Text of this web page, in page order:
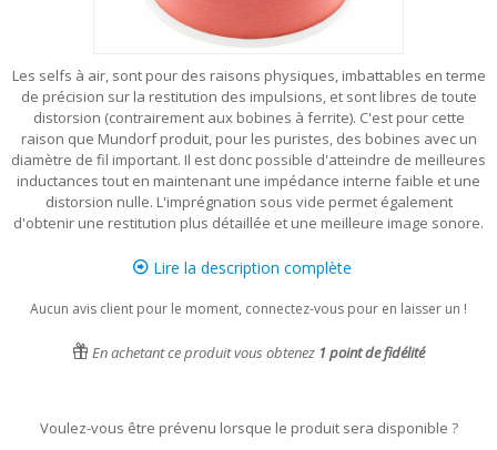
Les selfs à air, sont pour des raisons physiques, imbattables en terme
de précision sur la restitution des impulsions, et sont libres de toute
distorsion (contrairement aux bobines à ferrite). C'est pour cette
raison que Mundorf produit, pour les puristes, des bobines avec un
diamètre de fil important. Il est donc possible d'atteindre de meilleures
inductances tout en maintenant une impédance interne faible et une
distorsion nulle. L'imprégnation sous vide permet également
d'obtenir une restitution plus détaillée et une meilleure image sonore.
Lire la description complète
Aucun avis client pour le moment, connectez-vous pour en laisser un !
En achetant ce produit vous obtenez 1 point de fidélité
Voulez-vous être prévenu lorsque le produit sera disponible ?